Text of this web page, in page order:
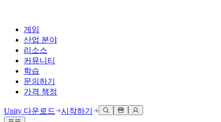
게임
산업 분야
리소스
커뮤니티
학습
문의하기
가격 책정
Unity 다운로드 시작하기